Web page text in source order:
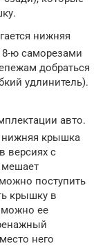
нижняя
8-ю саморезами
добраться
удлинитель).
авто.
нижняя крышка
версиях с
поступить
крышку в
можно ее
него